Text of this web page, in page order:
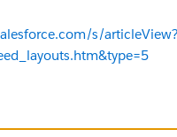
s/articleView?